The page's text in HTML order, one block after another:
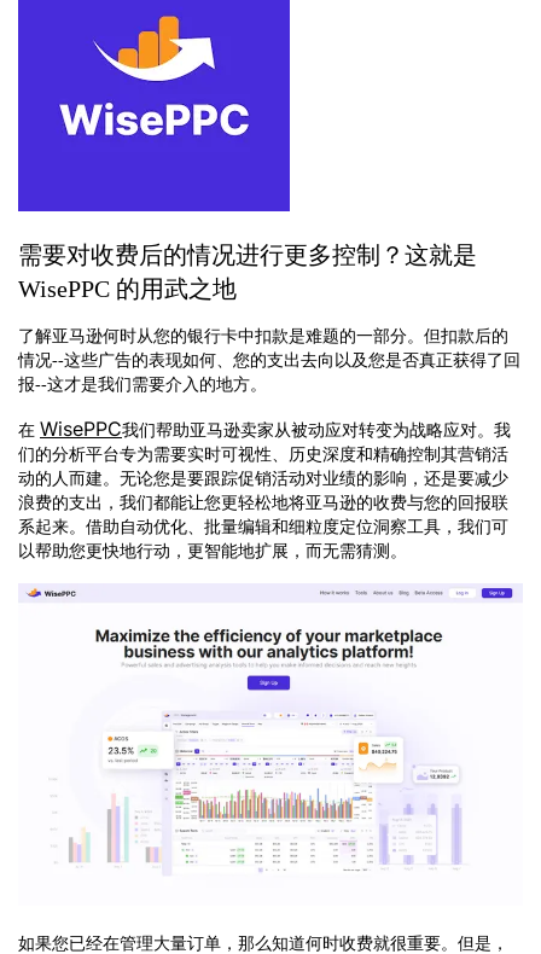
需要对收费后的情况进行更多控制？这就是
WisePPC 的用武之地
了解亚马逊何时从您的银行卡中扣款是难题的一部分。但扣款后的
情况--这些广告的表现如何、您的支出去向以及您是否真正获得了回
报--这才是我们需要介入的地方。
在 WisePPC我们帮助亚马逊卖家从被动应对转变为战略应对。我
们的分析平台专为需要实时可视性、历史深度和精确控制其营销活
动的人而建。无论您是要跟踪促销活动对业绩的影响，还是要减少
浪费的支出，我们都能让您更轻松地将亚马逊的收费与您的回报联
系起来。借助自动优化、批量编辑和细粒度定位洞察工具，我们可
以帮助您更快地行动，更智能地扩展，而无需猜测。
如果您已经在管理大量订单，那么知道何时收费就很重要。但是，